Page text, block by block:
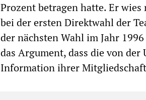
Prozent betragen hatte. Er
bei der ersten Direktwahl der
der nächsten Wahl im Jahr
das Argument, dass die von
Information ihrer